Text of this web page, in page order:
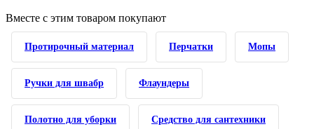
Вместе с этим товаром покупают
Протирочный материал Перчатки Мопы
Ручки для швабр Флаундеры
Полотно для уборки Средство для сантехники